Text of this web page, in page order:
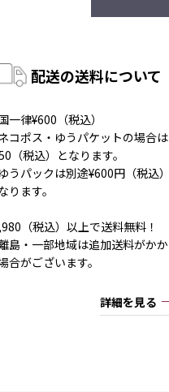
配送の送料について
一律¥600（税込）
コポス・ゆうパケットの場合は
（税込）となります。
うパックは別途¥600円（税込）
ります。
（税込）以上で送料無料！
島・一部地域は追加送料がかか
合がございます。
詳細を見る